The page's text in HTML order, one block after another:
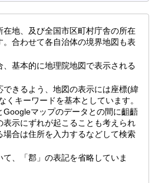
在地、及び全国市区町村庁舎の所在
。合わせて各自治体の境界地図も表
基本的に地理院地図で表示される
できるよう、地図の表示には座標(緯
くキーワードを基本としています。
Googleマップのデータとの間に齟齬
表示にずれが起こることも考えられ
場合は住所を入力するなどして検索
て、「郡」の表記を省略していま